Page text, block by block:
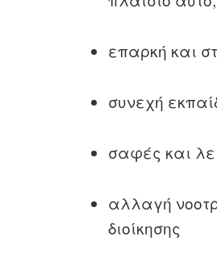
επαρκή και
συνεχή
σαφές και
αλλαγή
διοίκησης